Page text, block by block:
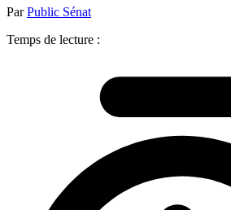
ParPublic Sénat
Temps de lecture :